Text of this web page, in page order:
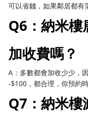
可以省錢，如果鄰居都有
Q6：納米樓
加收費嗎？
A：多數都會加收少少，
-$100，都合理，你預約
Q7：納米樓